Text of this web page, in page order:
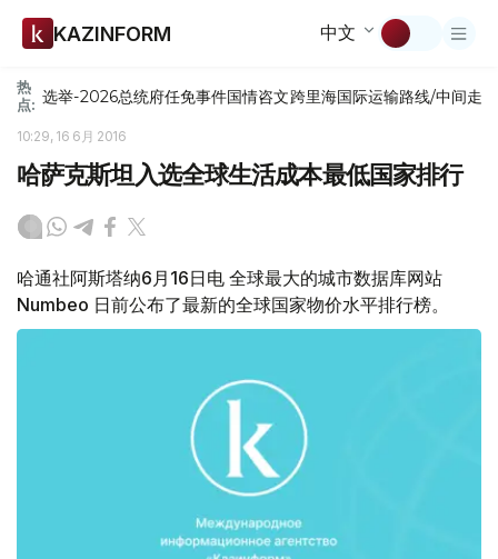
KAZINFORM 中文
热
点: 选举-2026总统府任免事件国情咨文跨里海国际运输路线/中间走廊
10:29, 16 6月 2016
哈萨克斯坦入选全球生活成本最低国家排行
哈通社阿斯塔纳6月16日电 全球最大的城市数据库网站
Numbeo 日前公布了最新的全球国家物价水平排行榜。